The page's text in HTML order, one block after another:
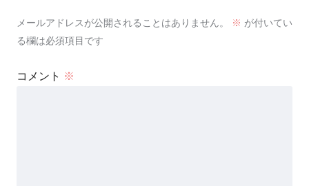
メールアドレスが公開されることはありません。 ※ が付いてい
る欄は必須項目です
コメント ※